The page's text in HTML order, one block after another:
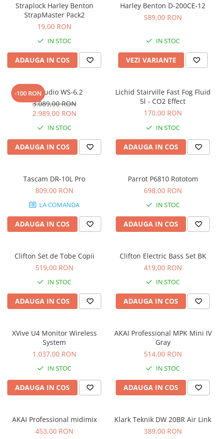
Microfoane wireless si sisteme
Stative de microfon
Studio si inregistrari
Accesorii de microfoane
Accesorii de rack
Clape MIDI
Controllere MIDI - USB DAW
Controllere monitoare de studio
Convertoare AD/DA
Interfete audio
Interfete MIDI si Cabluri Midi-USB
Monitoare de studio
Pop filtre
Preamplificatoare
Protectii antifonice pentru urechi
Rack studio
Recordere portabile
Sintetizatoare
Standuri si stative de monitoare
Subwoofere de studio
Tratament acustic
Accesorii pentru lumini
Cabluri de Alimentare
Case-uri de lumini
Comenzi si controllere
Ecrane LED
Lasere
Masini de fum si ceata
Straplock Harley Benton
StrapMaster Pack2
19,00 RON
IN STOC
ADAUGA IN COS
Harley Benton D-200CE-12
589,00 RON
IN STOC
VEZI VARIANTE
-100 RON
Kali Audio WS-6.2
3.089,00 RON
2.989,00 RON
IN STOC
ADAUGA IN COS
Lichid Stairville Fast Fog Fluid
5l - CO2 Effect
170,00 RON
IN STOC
ADAUGA IN COS
Tascam DR-10L Pro
809,00 RON
LA COMANDA
ADAUGA IN COS
Parrot P6810 Rototom
698,00 RON
IN STOC
ADAUGA IN COS
Clifton Set de Tobe Copii
519,00 RON
IN STOC
ADAUGA IN COS
Clifton Electric Bass Set BK
419,00 RON
IN STOC
ADAUGA IN COS
XVive U4 Monitor Wireless
System
1.037,00 RON
IN STOC
ADAUGA IN COS
AKAI Professional MPK Mini IV
Gray
514,00 RON
IN STOC
ADAUGA IN COS
AKAI Professional midimix
453,00 RON
Klark Teknik DW 20BR Air Link
389,00 RON